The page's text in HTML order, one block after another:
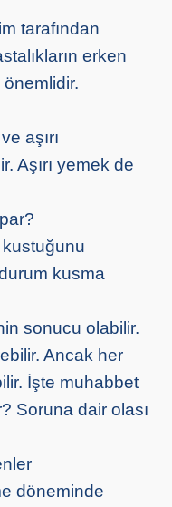
tarafından
erken
önemlidir.
aşırı
Aşırı yemek de
kustuğunu
kusma
sonucu olabilir.
Ancak her
İşte muhabbet
Soruna dair olası
döneminde